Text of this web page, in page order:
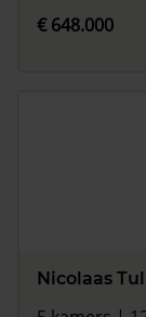
€ 648.000
Nicolaas